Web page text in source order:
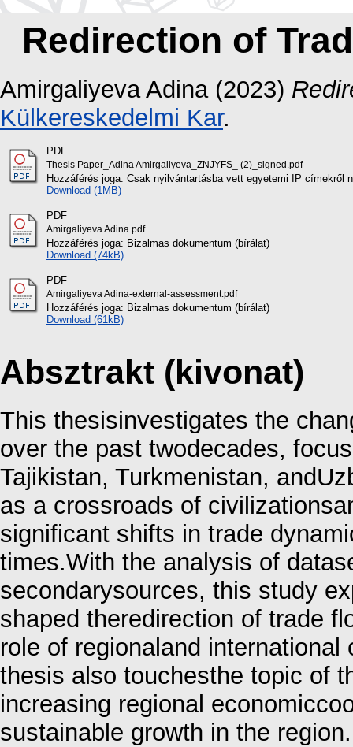
Redirection of
Amirgaliyeva Adina (2023)
Külkereskedelmi Kar.
PDF
Thesis Paper_Adina Amirgaliyeva_ZNJYFS_ (2)_signed.pdf
Hozzáférés joga: Csak nyilvántartásba vett egyetemi IP címekről
Download (1MB)
PDF
Amirgaliyeva Adina.pdf
Hozzáférés joga: Bizalmas dokumentum (bírálat)
Download (74kB)
PDF
Amirgaliyeva Adina-external-assessment.pdf
Hozzáférés joga: Bizalmas dokumentum (bírálat)
Download (61kB)
Absztrakt (kivonat)
This thesisinvestigates the
over the past twodecades,
Tajikistan, Turkmenistan,
as a crossroads of
significant shifts in trade
times.With the analysis of
secondarysources, this study
shaped theredirection of trade
role of regionaland
thesis also touchesthe topic of
increasing regional
sustainable growth in the region.